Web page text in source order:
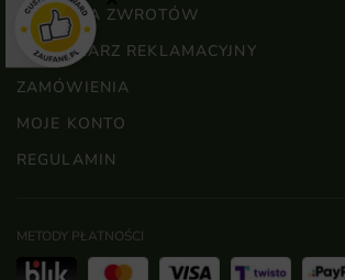
POLITYKA ZWROTÓW
FORMULARZ REKLAMACYJNY
ZAMÓWIENIA
MOJE KONTO
REGULAMIN
METODY PŁATNOŚCI